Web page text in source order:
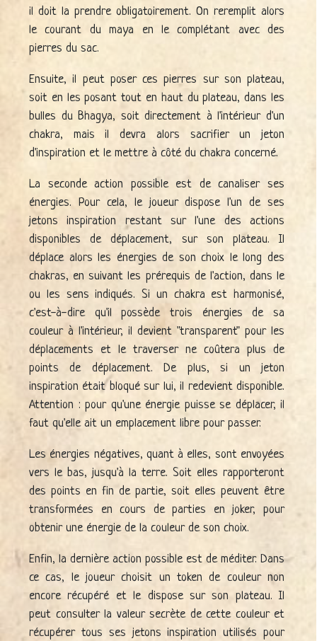
il doit la prendre obligatoirement. On reremplit alors
le courant du maya en le complétant avec des
pierres du sac.
Ensuite, il peut poser ces pierres sur son plateau,
soit en les posant tout en haut du plateau, dans les
bulles du Bhagya, soit directement à l'intérieur d'un
chakra, mais il devra alors sacrifier un jeton
d'inspiration et le mettre à côté du chakra concerné.
La seconde action possible est de canaliser ses
énergies. Pour cela, le joueur dispose l'un de ses
jetons inspiration restant sur l'une des actions
disponibles de déplacement, sur son plateau. Il
déplace alors les énergies de son choix le long des
chakras, en suivant les prérequis de l'action, dans le
ou les sens indiqués. Si un chakra est harmonisé,
c'est-à-dire qu'il possède trois énergies de sa
couleur à l'intérieur, il devient "transparent" pour les
déplacements et le traverser ne coûtera plus de
points de déplacement. De plus, si un jeton
inspiration était bloqué sur lui, il redevient disponible.
Attention : pour qu'une énergie puisse se déplacer, il
faut qu'elle ait un emplacement libre pour passer.
Les énergies négatives, quant à elles, sont envoyées
vers le bas, jusqu'à la terre. Soit elles rapporteront
des points en fin de partie, soit elles peuvent être
transformées en cours de parties en joker, pour
obtenir une énergie de la couleur de son choix.
Enfin, la dernière action possible est de méditer. Dans
ce cas, le joueur choisit un token de couleur non
encore récupéré et le dispose sur son plateau. Il
peut consulter la valeur secrète de cette couleur et
récupérer tous ses jetons inspiration utilisés pour